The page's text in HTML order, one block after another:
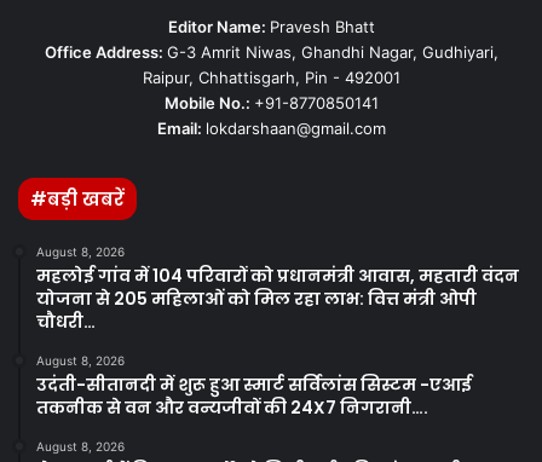
Editor Name: Pravesh Bhatt
Office Address: G-3 Amrit Niwas, Ghandhi Nagar, Gudhiyari,
Raipur, Chhattisgarh, Pin - 492001
Mobile No.: +91-8770850141
Email: lokdarshaan@gmail.com
#बड़ी खबरें
August 8, 2026
महलोई गांव में 104 परिवारों को प्रधानमंत्री आवास, महतारी वंदन
योजना से 205 महिलाओं को मिल रहा लाभ: वित्त मंत्री ओपी
चौधरी…
August 8, 2026
उदंती-सीतानदी में शुरू हुआ स्मार्ट सर्विलांस सिस्टम -एआई
तकनीक से वन और वन्यजीवों की 24X7 निगरानी….
August 8, 2026